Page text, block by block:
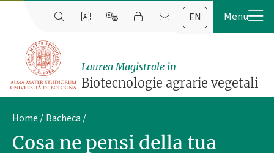
EN
Laurea Magistrale in
Biotecnologie agrarie vegetali
Home Bacheca
Cosa ne pensi della tua